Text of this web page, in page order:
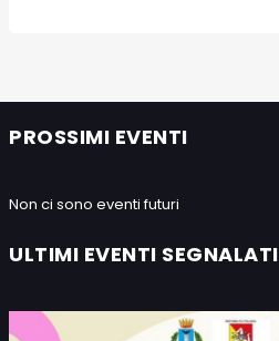
PROSSIMI EVENTI
Non ci sono eventi futuri
ULTIMI EVENTI SEGNALATI